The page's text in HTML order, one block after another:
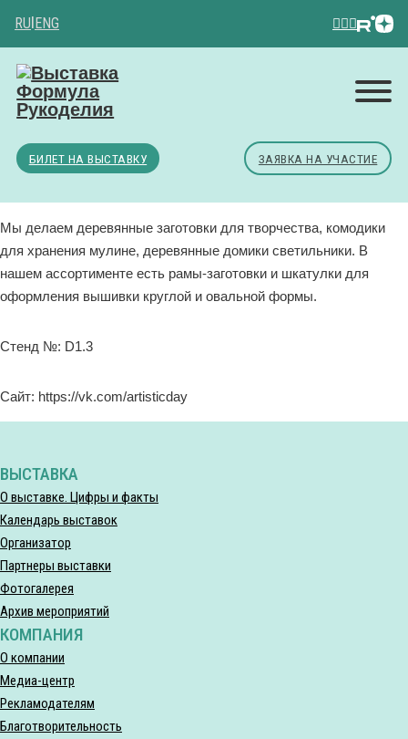
RU ENG
БИЛЕТ НА ВЫСТАВКУ ЗАЯВКА НА УЧАСТИЕ
Мы делаем деревянные заготовки для творчества, комодики
для хранения мулине, деревянные домики светильники. В
нашем ассортименте есть рамы-заготовки и шкатулки для
оформления вышивки круглой и овальной формы.
Стенд №: D1.3
Сайт: https://vk.com/artisticday
ВЫСТАВКА
О выставке. Цифры и факты
Календарь выставок
Организатор
Партнеры выставки
Фотогалерея
Архив мероприятий
КОМПАНИЯ
О компании
Медиа-центр
Рекламодателям
Благотворительность